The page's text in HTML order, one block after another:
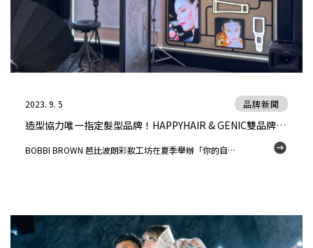
2023. 9. 5
造型協力唯一指定髮型品牌！HAPPYHAIR & GENIC雙品牌受BOBBI BROWN 芭比波朗之邀合作造型活動
品牌新聞
BOBBI BROWN 芭比波朗彩妝工坊在夏季舉辦「你的自信你做主」專櫃活動，為了令消費者得以呈現最佳造型，特別邀請 HAPPYHAIR、GENIC參與本次合作，聯手呈現完美形象。